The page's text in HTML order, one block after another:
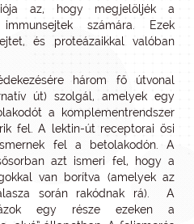
az, hogy megjelöljék a
számára. Ezek
és proteázaikkal valóban
három fő útvonal
út) szolgál, amelyek egy
a komplementrendszer
fel. A lektin-út receptorai ősi
fel a betolakodón. A
azt ismeri fel, hogy a
van borítva (amelyek az
során rakódnak rá). A
egy része ezeken a